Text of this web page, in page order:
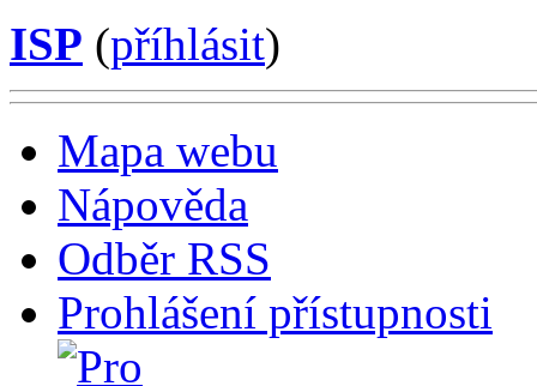
ISP (příhlásit)
Mapa webu
Nápověda
Odběr RSS
Prohlášení přístupnosti